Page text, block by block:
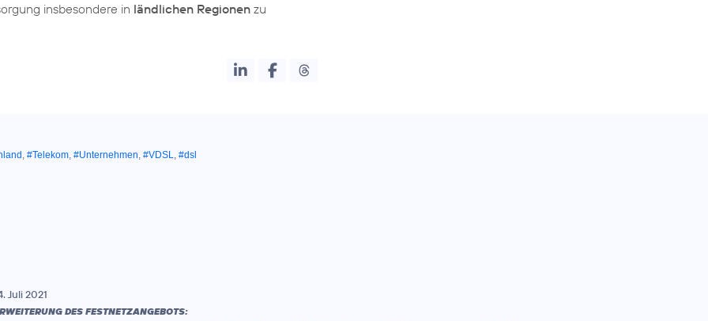
insbesondere in ländlichen Regionen zu
, #Telekom, #Unternehmen, #VDSL, #dsl
Juli 2021
DES FESTNETZANGEBOTS: